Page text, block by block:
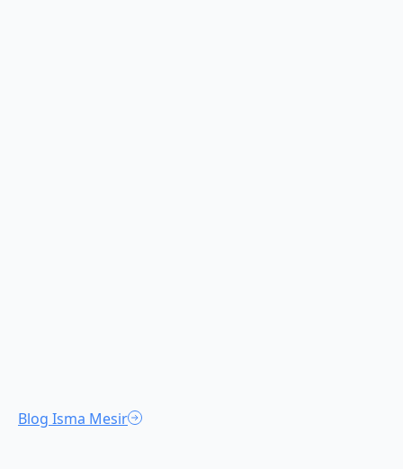
Blog Isma Mesir